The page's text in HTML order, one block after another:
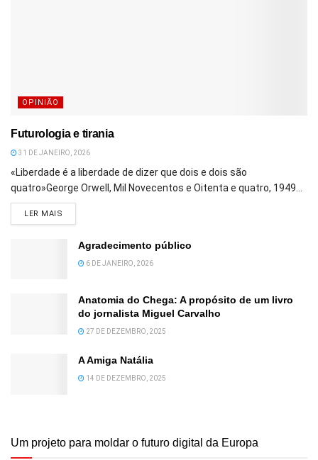
OPINIÃO
Futurologia e tirania
31 DE JANEIRO, 2026
«Liberdade é a liberdade de dizer que dois e dois são
quatro»George Orwell, Mil Novecentos e Oitenta e quatro, 1949...
LER MAIS
Agradecimento público
6 DE JANEIRO, 2026
Anatomia do Chega: A propósito de um livro
do jornalista Miguel Carvalho
27 DE DEZEMBRO, 2025
A Amiga Natália
14 DE DEZEMBRO, 2025
Um projeto para moldar o futuro digital da Europa